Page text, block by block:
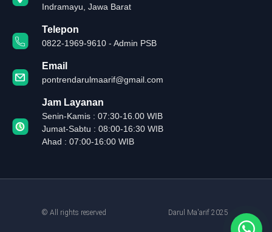
Indramayu, Jawa Barat
Telepon
0822-1969-9610 - Admin PSB
Email
pontrendarulmaarif@gmail.com
Jam Layanan
Senin-Kamis : 07:30-16.00 WIB
Jumat-Sabtu : 08:00-16:30 WIB
Ahad : 07:00-16:00 WIB
© All rights reserved Darul Ma'arif 2025